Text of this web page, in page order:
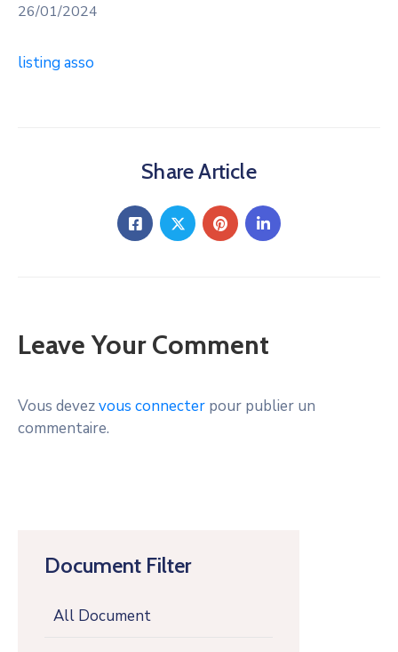
Document Filter
All Document
26/01/2024
listing asso
Share Article
Leave Your Comment
Vous devezvous connecter pour publier un
commentaire.